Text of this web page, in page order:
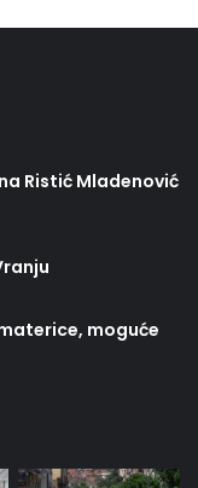
Ristić Mladenović
moguće